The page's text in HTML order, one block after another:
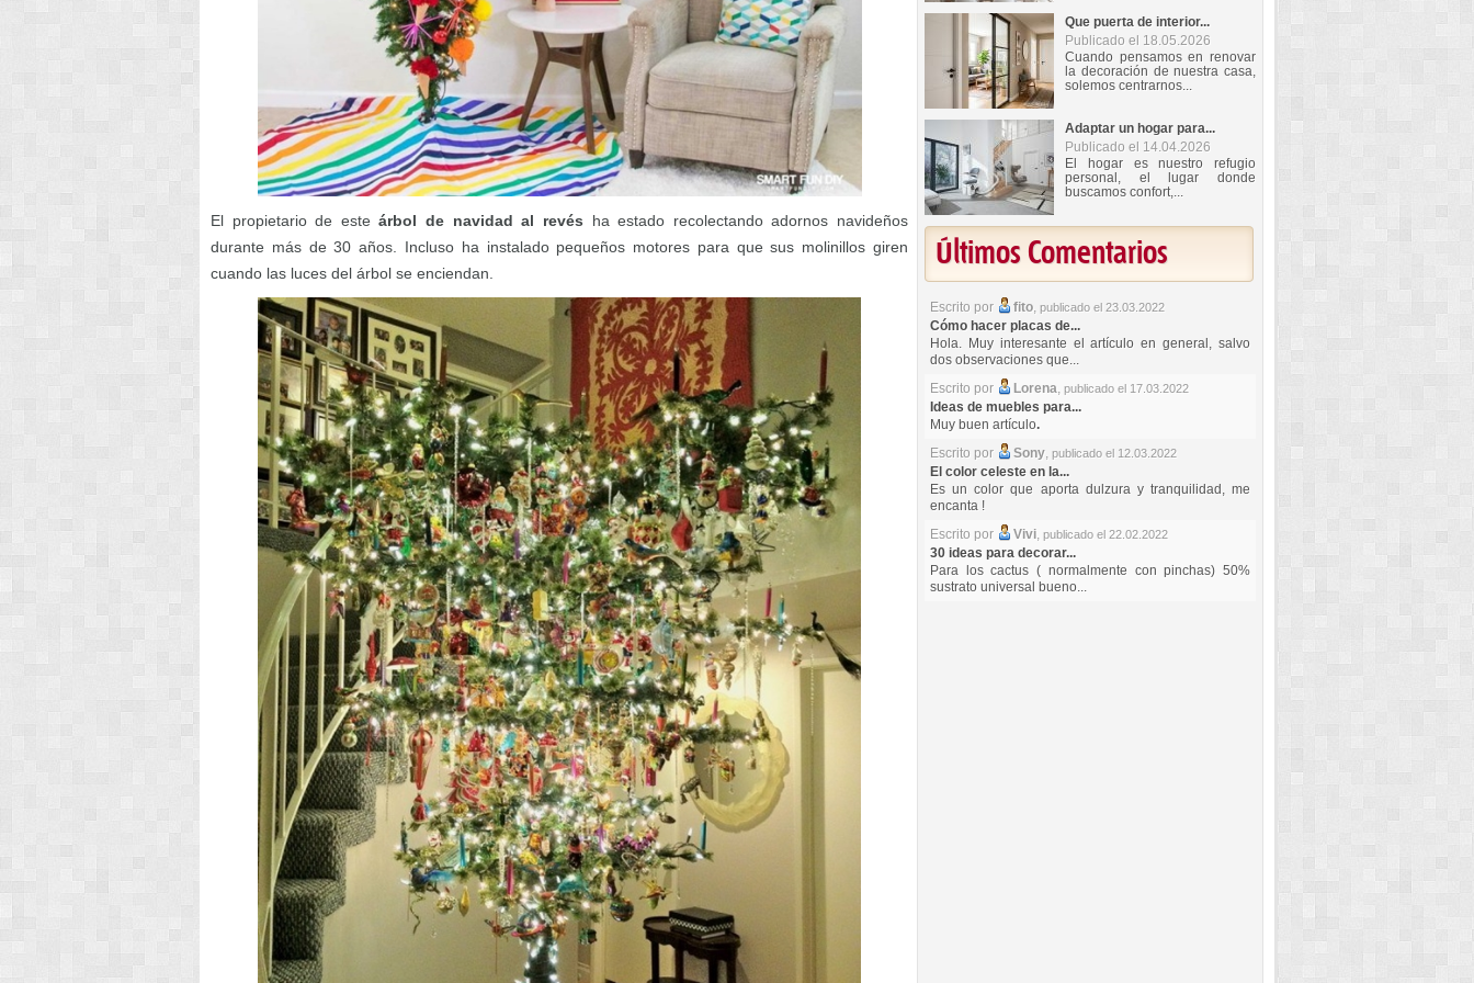
El propietario de esteárbol de navidad al revés ha estado recolectando adornos navideños
durante más de 30 años. Incluso ha instalado pequeños motores para que sus molinillos giren
cuando las luces del árbol se enciendan.
Que puerta de interior...
Publicado el 18.05.2026
Cuando pensamos en renovar
la decoración de nuestra casa,
solemos centrarnos...
Adaptar un hogar para...
Publicado el 14.04.2026
El hogar es nuestro refugio
personal, el lugar donde
buscamos confort,...
Últimos Comentarios
Escrito por fito, publicado el 23.03.2022
Cómo hacer placas de...
Hola. Muy interesante el artículo en general, salvo
dos observaciones que...
Escrito por
Lorena, publicado el 17.03.2022
Ideas de muebles para...
Muy buen artículo.
Escrito por
Sony, publicado el 12.03.2022
El color celeste en la...
Es un color que aporta dulzura y tranquilidad, me
encanta !
Escrito por
Vivi, publicado el 22.02.2022
30 ideas para decorar...
Para los cactus ( normalmente con pinchas) 50%
sustrato universal bueno...